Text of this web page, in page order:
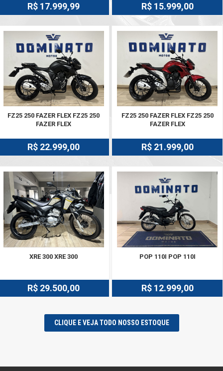
R$ 17.999,99 R$ 15.999,00
FZ25 250 FAZER FLEX FZ25 250
FAZER FLEX
R$ 22.999,00
FZ25 250 FAZER FLEX FZ25 250
FAZER FLEX
R$ 21.999,00
XRE 300 XRE 300
R$ 29.500,00
POP 110I POP 110I
R$ 12.999,00
CLIQUE E VEJA TODO NOSSO ESTOQUE